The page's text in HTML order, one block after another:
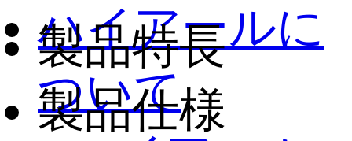
ハイアールに
ついて
製品特長
製品仕様